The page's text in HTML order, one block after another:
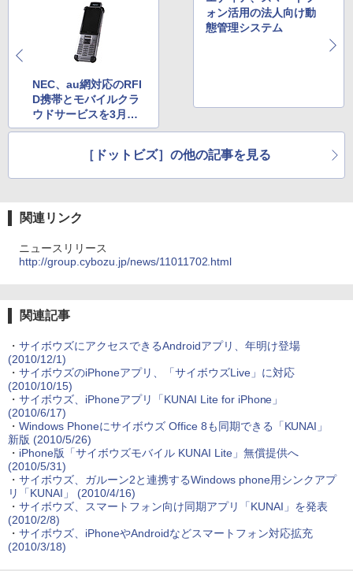
NEC、au網対応のRFI
D携帯とモバイルクラ
ウドサービスを3月提
供
ォン活用の法人向け動
態管理システム
［ドットビズ］の他の記事を見る
関連リンク
ニュースリリース
http://group.cybozu.jp/news/11011702.html
関連記事
・ サイボウズにアクセスできるAndroidアプリ、年明け登場
(2010/12/1)
・ サイボウズのiPhoneアプリ、「サイボウズLive」に対応
(2010/10/15)
・ サイボウズ、iPhoneアプリ「KUNAI Lite for iPhone」
(2010/6/17)
・ Windows Phoneにサイボウズ Office 8も同期できる「KUNAI」
新版 (2010/5/26)
・ iPhone版「サイボウズモバイル KUNAI Lite」無償提供へ
(2010/5/31)
・ サイボウズ、ガルーン2と連携するWindows phone用シンクアプ
リ「KUNAI」
(2010/4/16)
・ サイボウズ、スマートフォン向け同期アプリ「KUNAI」を発表
(2010/2/8)
・ サイボウズ、iPhoneやAndroidなどスマートフォン対応拡充
(2010/3/18)